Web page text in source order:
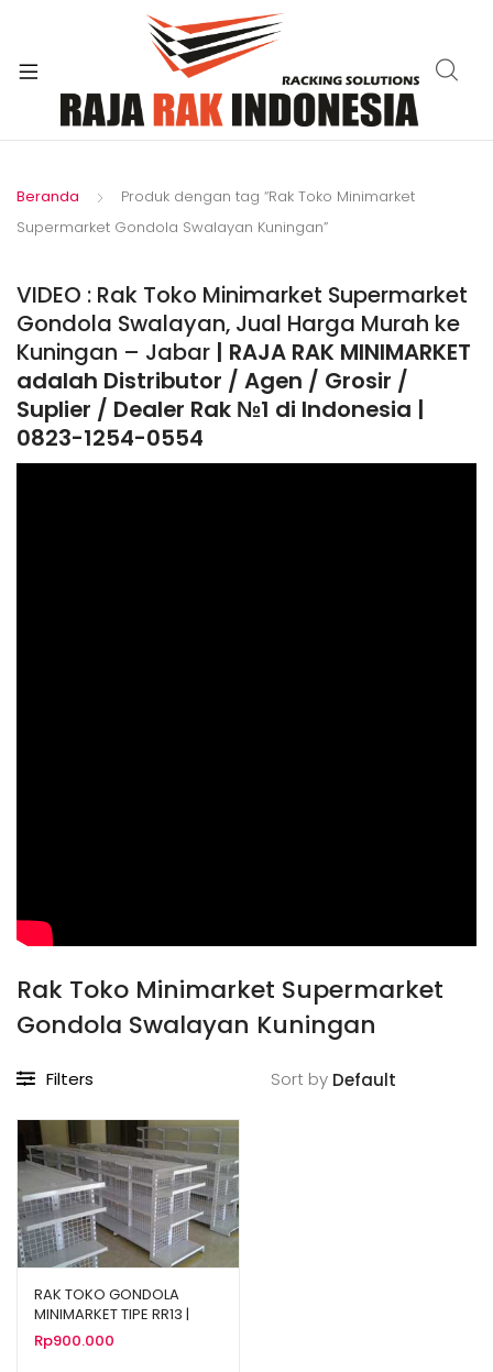
Beranda
Produk dengan tag “Rak Toko Minimarket
Supermarket Gondola Swalayan Kuningan”
VIDEO : Rak Toko Minimarket Supermarket
Gondola Swalayan, Jual Harga Murah ke
Kuningan – Jabar | RAJA RAK MINIMARKET
adalah Distributor / Agen / Grosir /
Suplier / Dealer Rak №1 di Indonesia |
0823-1254-0554
Rak Toko Minimarket Supermarket
Gondola Swalayan Kuningan
Filters Sort by
RAK TOKO GONDOLA
MINIMARKET TIPE RR13 |
JUAL HARGA MURAH
Rp900.000